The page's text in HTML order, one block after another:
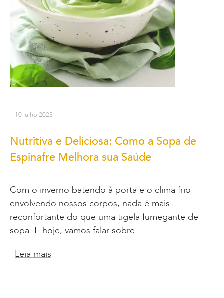
10 julho 2023
Nutritiva e Deliciosa: Como a Sopa de
Espinafre Melhora sua Saúde
Com o inverno batendo à porta e o clima frio
envolvendo nossos corpos, nada é mais
reconfortante do que uma tigela fumegante de
sopa. E hoje, vamos falar sobre…
Leia mais